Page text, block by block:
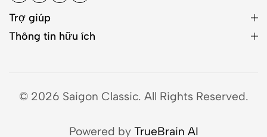
Trợ giúp
Thông tin hữu ích
© 2026 Saigon Classic. All Rights Reserved.
Powered by TrueBrain AI